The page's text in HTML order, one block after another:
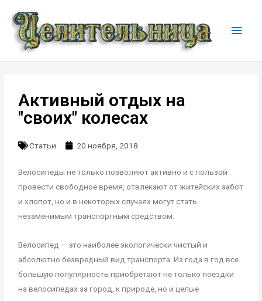
Активный отдых на
"своих" колесах
Статьи 20 ноября, 2018
Велосипеды не только позволяют активно и с пользой
провести свободное время, отвлекают от житейских забот
и хлопот, но и в некоторых случаях могут стать
незаменимым транспортным средством.
Велосипед — это наиболее экологически чистый и
абсолютно безвредный вид транспорта. Из года в год все
большую популярность приобретают не только поездки
на велосипедах за город, к природе, но и целые